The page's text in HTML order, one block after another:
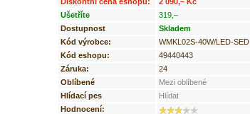
Ušetříte
319,–
Dostupnost
Skladem
Kód výrobce:
WMKL02S-40W/LED-SED
Kód eshopu:
49440443
Záruka:
24
Oblíbené
Mezi oblíbené
Hlídací pes
Hlídat
Hodnocení: